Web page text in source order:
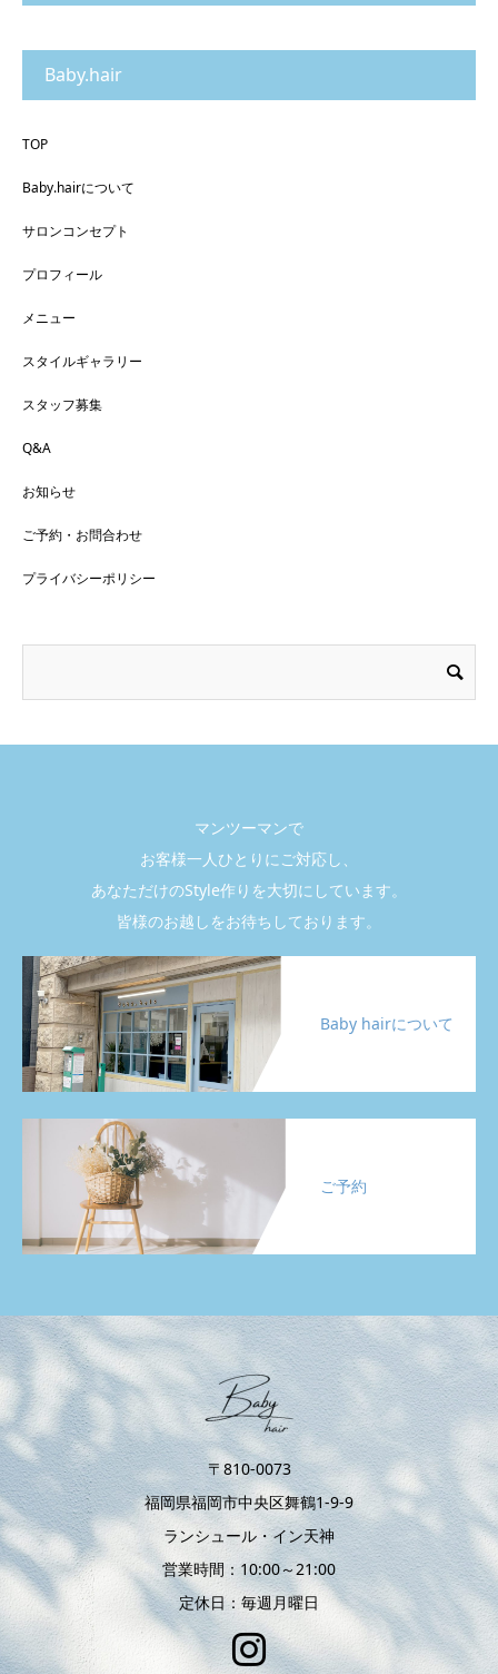
Baby.hair
TOP
Baby.hairについて
サロンコンセプト
プロフィール
メニュー
スタイルギャラリー
スタッフ募集
Q&A
お知らせ
ご予約・お問合わせ
プライバシーポリシー
マンツーマンで
お客様一人ひとりにご対応し、
あなただけのStyle作りを大切にしています。
皆様のお越しをお待ちしております。
Baby hairについて
ご予約
〒810-0073
福岡県福岡市中央区舞鶴1-9-9
ランシュール・イン天神
営業時間：10:00～21:00
定休日：毎週月曜日